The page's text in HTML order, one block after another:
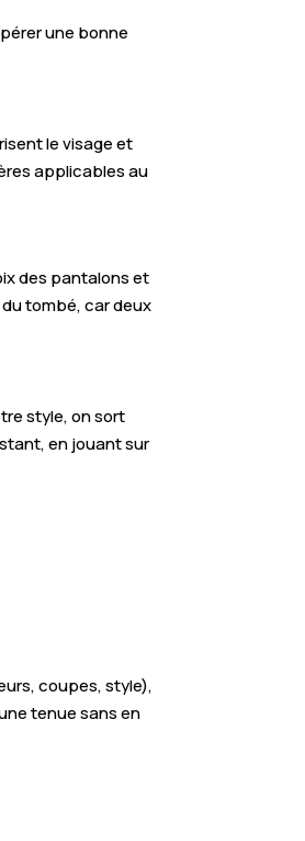
une bonne
le visage et
applicables au
des pantalons et
tombé, car deux
style, on sort
en jouant sur
coupes, style),
tenue sans en